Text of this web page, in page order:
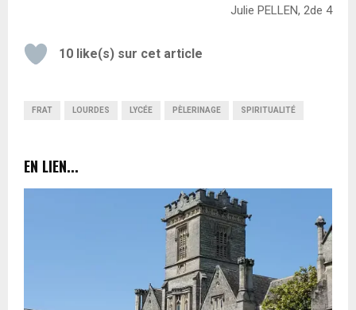
Julie PELLEN, 2de 4
10 like(s) sur cet article
FRAT LOURDES LYCÉE PÈLERINAGE SPIRITUALITÉ
EN LIEN...